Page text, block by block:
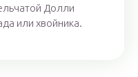
Долли
или хвойника.